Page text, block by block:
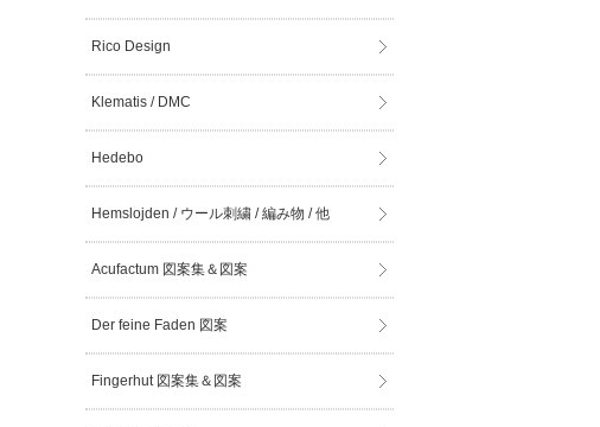
Rico Design
Klematis / DMC
Hedebo
Hemslojden / ウール刺繍 / 編み物 / 他
Acufactum 図案集＆図案
Der feine Faden 図案
Fingerhut 図案集＆図案